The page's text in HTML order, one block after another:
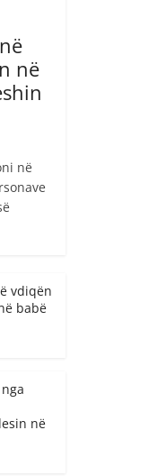
në
në
vdiqën
babë
në